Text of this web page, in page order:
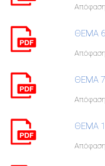
ΘΕΜΑ 6
ΘΕΜΑ 7
ΘΕΜΑ